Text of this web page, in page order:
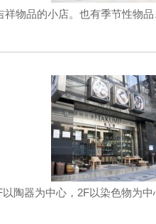
物品的小店。也有季节性物
陶器为中心，2F以染色物为